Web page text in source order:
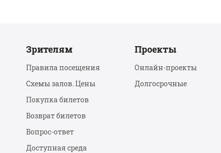
Зрителям
Правила посещения
Схемы залов. Цены
Покупка билетов
Возврат билетов
Вопрос-ответ
Доступная среда
Проекты
Онлайн-проекты
Долгосрочные